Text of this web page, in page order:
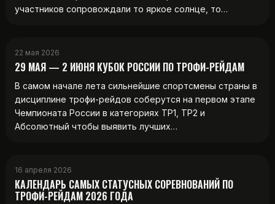
участников сопровождали то яркое солнце, то…
22 мая 2026
29 МАЯ — 2 ИЮНЯ КУБОК РОССИИ ПО ТРОФИ-РЕЙДАМ
В самом начале лета сильнейшие спортсмены страны в
дисциплине трофи-рейдов соберутся на первом этапе
Чемпионата России в категориях ТР1, ТР2 и
Абсолютный чтобы выявить лучших…
16 апреля 2026
КАЛЕНДАРЬ САМЫХ СТАТУСНЫХ СОРЕВНОВАНИЙ ПО
ТРОФИ-РЕЙДАМ 2026 ГОДА